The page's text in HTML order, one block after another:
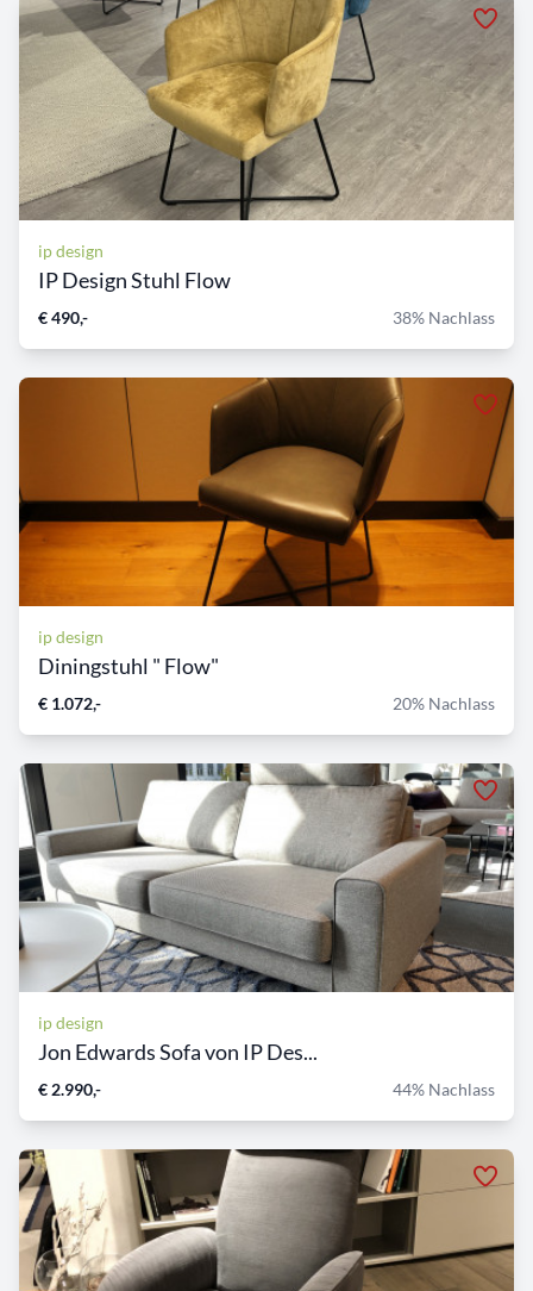
ip design
IP Design Stuhl Flow
€ 490,- 38% Nachlass
ip design
Diningstuhl " Flow"
€ 1.072,- 20% Nachlass
ip design
Jon Edwards Sofa von IP Des...
€ 2.990,- 44% Nachlass